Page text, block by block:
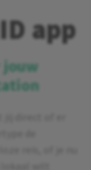
app
jouw